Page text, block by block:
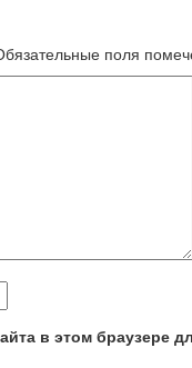
поля
в этом браузере